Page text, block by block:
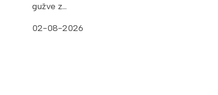
gužve z…
02-08-2026